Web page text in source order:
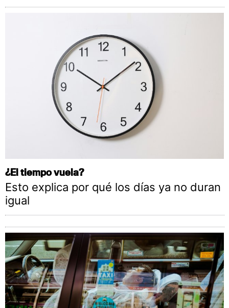
¿El tiempo vuela?
Esto explica por qué los días ya no duran
igual